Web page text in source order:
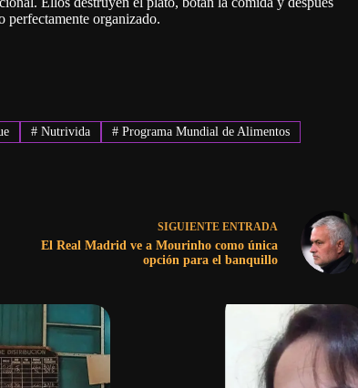
perfectamente organizado.
# Nutrivida #Programa Mundial de Alimentos
SIGUIENTE ENTRADA
El Real Madrid ve a Mourinho como única
opción para el banquillo